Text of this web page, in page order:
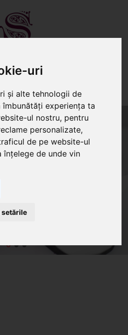
uri
și alte tehnologii de
îmbunătăți experiența ta
ul nostru, pentru
personalizate,
de pe website-ul
înțelege de unde vin
setările
CANDY BAR